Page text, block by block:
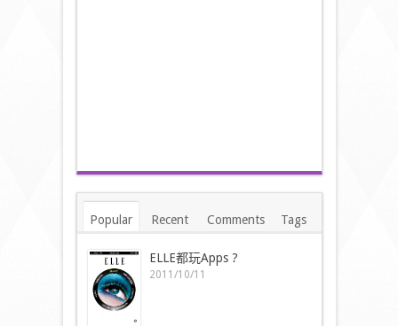
Popular Recent Comments Tags
ELLE都玩Apps ?
2011/10/11